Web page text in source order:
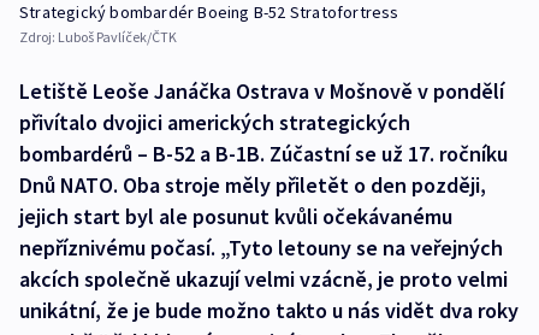
Strategický bombardér Boeing B-52 Stratofortress
Zdroj: Luboš Pavlíček/ČTK
Letiště Leoše Janáčka Ostrava v Mošnově v pondělí
přivítalo dvojici amerických strategických
bombardérů – B-52 a B-1B. Zúčastní se už 17. ročníku
Dnů NATO. Oba stroje měly přiletět o den později,
jejich start byl ale posunut kvůli očekávanému
nepříznivému počasí. „Tyto letouny se na veřejných
akcích společně ukazují velmi vzácně, je proto velmi
unikátní, že je bude možno takto u nás vidět dva roky